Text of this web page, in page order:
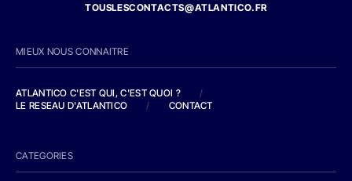
TOUSLESCONTACTS@ATLANTICO.FR
MIEUX NOUS CONNAITRE
ATLANTICO C'EST QUI, C'EST QUOI ?
/
LE RESEAU D'ATLANTICO
/ CONTACT
CATEGORIES